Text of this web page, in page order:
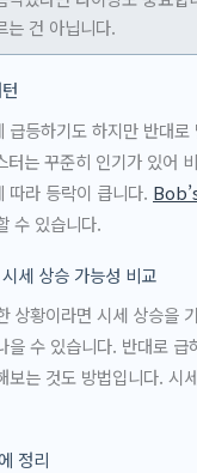
는 건 아닙니다.
급등하기도 하지만 반대로
는 꾸준히 인기가 있어
따라 등락이 큽니다.
수 있습니다.
세 상승 가능성 비교
상황이라면 시세 상승을
을 수 있습니다. 반대로 급
보는 것도 방법입니다. 시
정리